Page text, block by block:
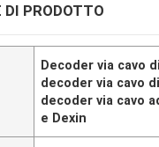
DI PRODOTTO
Decoder via cavo
decoder via cavo
decoder via cavo
e Dexin